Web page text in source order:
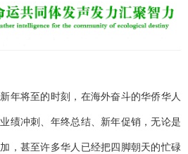
将至的时刻，在海外奋斗的华侨华人
绩冲刺、年终总结、新年促销，无论是
，甚至许多华人已经把四脚朝天的忙碌